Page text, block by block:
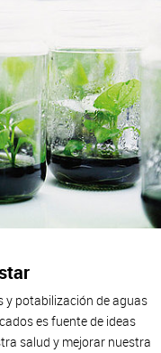
y potabilización de aguas
es fuente de ideas
salud y mejorar nuestra